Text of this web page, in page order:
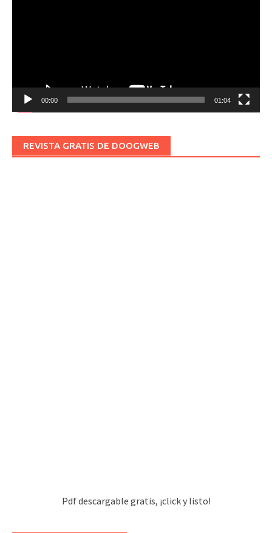
00:00 01:04
REVISTA GRATIS DE DOOGWEB
Pdf descargable gratis, ¡click y listo!